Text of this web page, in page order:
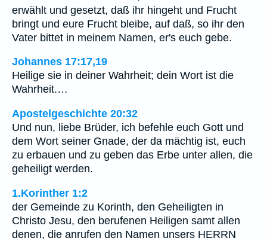
erwählt und gesetzt, daß ihr hingeht und Frucht
bringt und eure Frucht bleibe, auf daß, so ihr den
Vater bittet in meinem Namen, er's euch gebe.
Johannes 17:17,19
Heilige sie in deiner Wahrheit; dein Wort ist die
Wahrheit.…
Apostelgeschichte 20:32
Und nun, liebe Brüder, ich befehle euch Gott und
dem Wort seiner Gnade, der da mächtig ist, euch
zu erbauen und zu geben das Erbe unter allen, die
geheiligt werden.
1.Korinther 1:2
der Gemeinde zu Korinth, den Geheiligten in
Christo Jesu, den berufenen Heiligen samt allen
denen, die anrufen den Namen unsers HERRN